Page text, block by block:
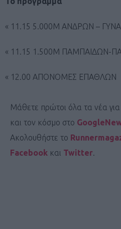
« 11.15 5.000Μ ΑΝΔΡΩΝ –
« 11.15 1.500Μ ΠΑΜΠΑΙΔΩΝ-
« 12.00 ΑΠΟΝΟΜΕΣ ΕΠΑΘΛΩΝ
Μάθετε πρώτοι όλα τα νέα
και τον κόσμο στο
Ακολουθήστε το
Facebook και Twitter.